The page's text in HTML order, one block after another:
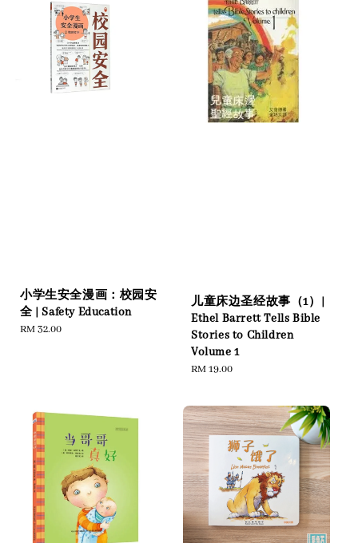
小学生安全漫画：校园安
全 | Safety Education
Regular
RM 32.00
儿童床边圣经故事（1）|
Ethel Barrett Tells Bible
Stories to Children
Volume 1
Regular
RM 19.00